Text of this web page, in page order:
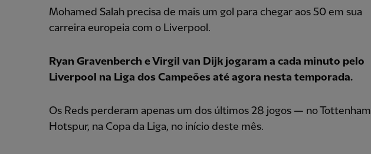
Mohamed Salah precisa de mais um gol para chegar aos 50 em sua
carreira europeia com o Liverpool.
Ryan Gravenberch e Virgil van Dijk jogaram a cada minuto pelo
Liverpool na Liga dos Campeões até agora nesta temporada.
Os Reds perderam apenas um dos últimos 28 jogos — no Tottenham
Hotspur, na Copa da Liga, no início deste mês.